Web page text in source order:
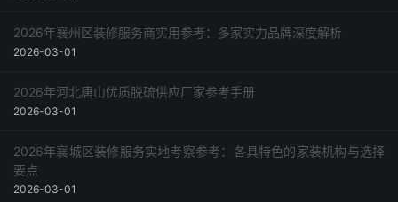
2026年襄州区装修服务商实用参考：多家实力品牌深度解析
2026-03-01
2026年河北唐山优质脱硫供应厂家参考手册
2026-03-01
2026年襄城区装修服务实地考察参考：各具特色的家装机构与选择
要点
2026-03-01